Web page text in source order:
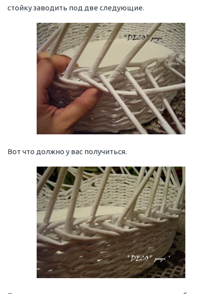
стойку заводить под две следующие.
Вот что должно у вас получиться.